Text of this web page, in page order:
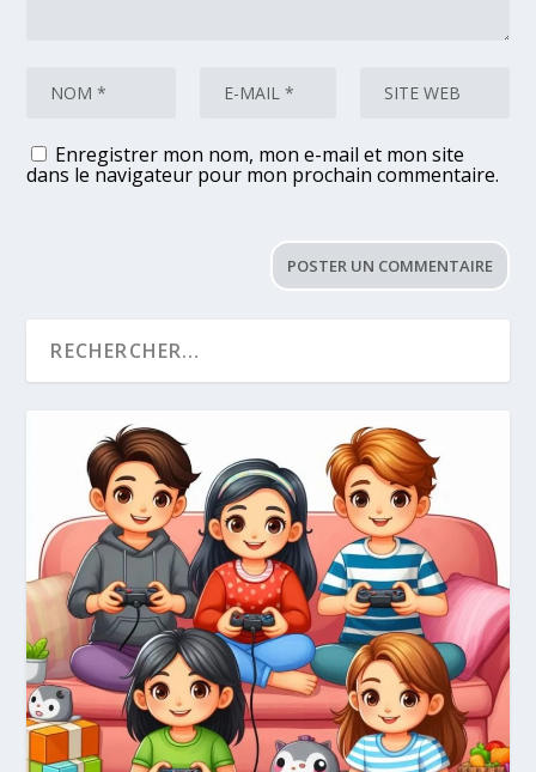
Enregistrer mon nom, mon e-mail et mon site
dans le navigateur pour mon prochain commentaire.